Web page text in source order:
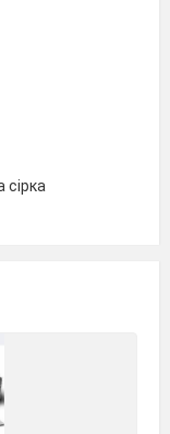
сірка